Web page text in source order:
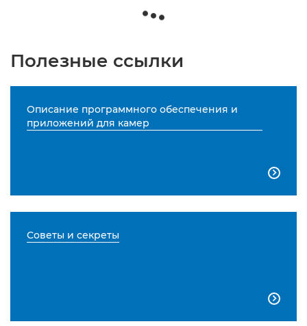
Полезные ссылки
Описание программного обеспечения и
приложений для камер

Советы и секреты
